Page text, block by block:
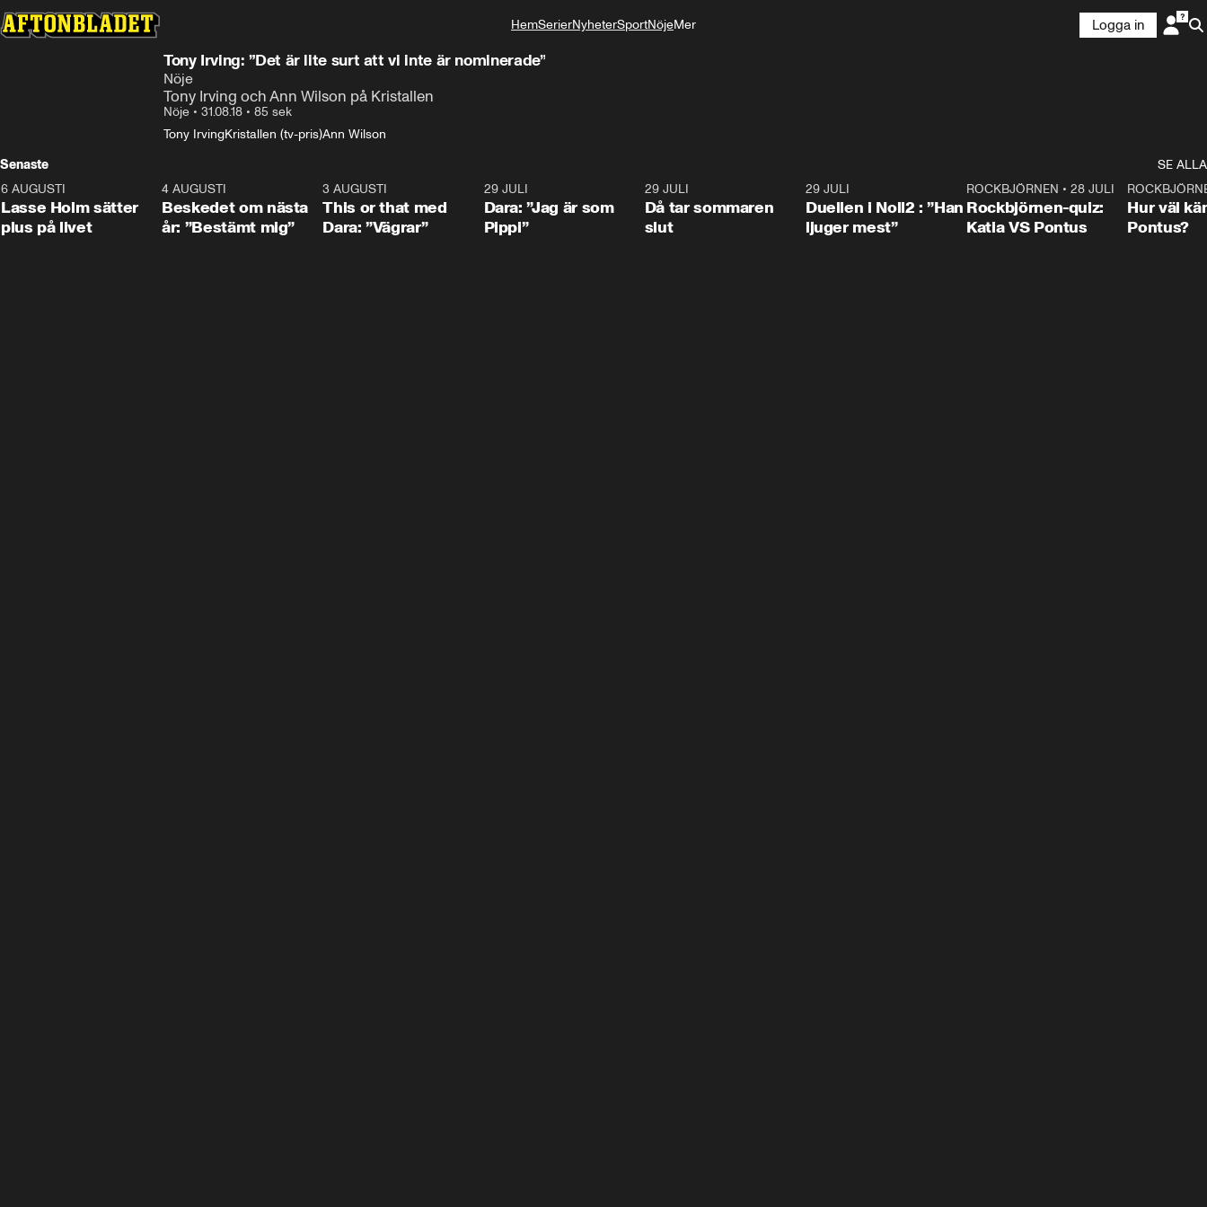
HemSerierNyheterSportNöjeMer
Logga in
Tony Irving: ”Det är lite surt att vi inte är nominerade”
Nöje
Tony Irving och Ann Wilson på Kristallen
Nöje • 31.08.18 • 85 sek
Tony IrvingKristallen (tv-pris)Ann Wilson
Senaste
SE ALLA
1:04
6 AUGUSTI
Lasse Holm sätter
plus på livet
0:24
4 AUGUSTI
Beskedet om nästa
år: ”Bestämt mig”
3 AUGUSTI
This or that med
Dara: ”Vägrar”
29 JULI
Dara: ”Jag är som
Pippi”
29 JULI
Då tar sommaren
slut
29 JULI
Duellen i Noll2 : ”Han
ljuger mest”
0:15
ROCKBJÖRNEN •28 JULI
Rockbjörnen-quiz:
Katia VS Pontus
Hur väl
Pontus?